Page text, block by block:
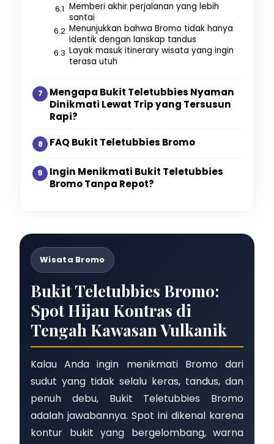
Memberi akhir perjalanan yang lebih
santai
Menunjukkan bahwa Bromo tidak hanya
identik dengan lanskap tandus
Layak masuk itinerary wisata yang ingin
terasa utuh
Mengapa Bukit Teletubbies Nyaman
Dinikmati Lewat Trip yang Tersusun
Rapi?
FAQ Bukit Teletubbies Bromo
Ingin Menikmati Bukit Teletubbies
Bromo Tanpa Repot?
Wisata Bromo
Bukit Teletubbies Bromo:
Spot Hijau Kontras di
Tengah Kawasan Vulkanik
Kalau Anda ingin menikmati Bromo dari
sudut yang tidak selalu keras, tandus, dan
penuh debu, Bukit Teletubbies Bromo
adalah jawabannya. Spot ini dikenal karena
kontur bukit yang bergelombang, warna